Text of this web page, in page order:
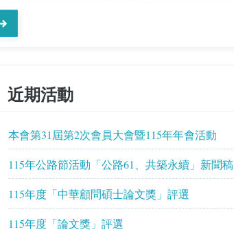
近期活動
本會第31屆第2次會員大會暨115年年會活動
115年公路節活動「公路61、共築永續」新聞稿
115年度「中華顧問碩士論文獎」評選
115年度「論文獎」評選